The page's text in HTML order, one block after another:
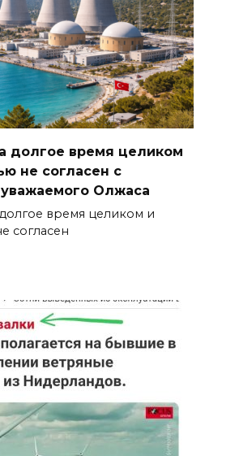
долгое время целиком
не согласен с
Олжаса
время целиком и
согласен